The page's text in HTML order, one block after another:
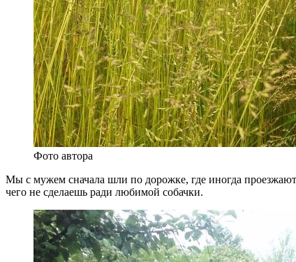
Фото автора
Мы с мужем сначала шли по дорожке, где иногда
чего не сделаешь ради любимой собачки.